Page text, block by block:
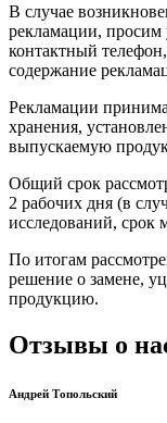
В случае
рекламации, просим
контактный
содержание
Рекламации
хранения,
выпускаемую
Общий срок
2 рабочих дня (в
исследований, срок
По итогам
решение о замене,
продукцию.
Отзывы о
Андрей Топольский